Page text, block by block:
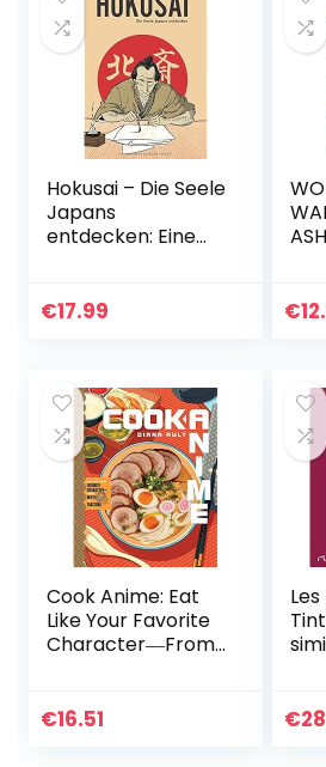
Hokusai – Die Seele
Japans
entdecken: Eine
€17.99 €
Cook Anime: Eat
Like Your Favorite
Character―From
€16.51 €